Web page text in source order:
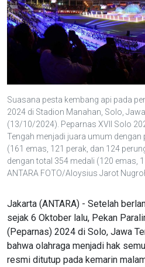
Suasana pesta kembang api pada
2024 di Stadion Manahan, Solo,
(13/10/2024). Peparnas XVII Solo
Tengah menjadi juara umum dengan
(161 emas, 121 perak, dan 124
dengan total 354 medali (120 emas,
ANTARA FOTO/Aloysius Jarot
Jakarta (ANTARA) - Setelah
sejak 6 Oktober lalu, Pekan
(Peparnas) 2024 di Solo, Jawa
bahwa olahraga menjadi hak
resmi ditutup pada kemarin